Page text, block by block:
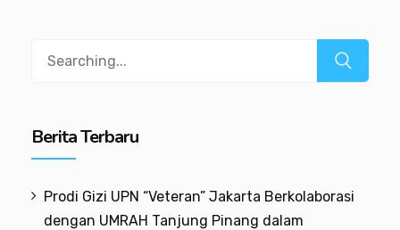
Berita Terbaru
Prodi Gizi UPN “Veteran” Jakarta Berkolaborasi
dengan UMRAH Tanjung Pinang dalam